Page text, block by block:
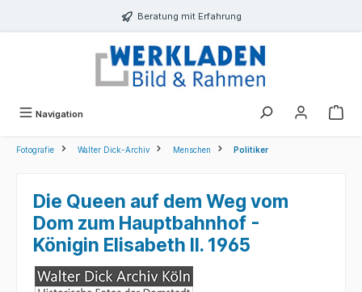
Beratung mit Erfahrung
Navigation
Fotografie Walter Dick-Archiv Menschen Politiker
Die Queen auf dem Weg vom
Dom zum Hauptbahnhof -
Königin Elisabeth II. 1965